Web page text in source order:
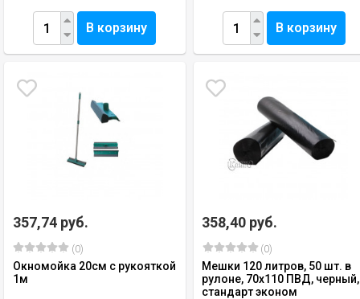
В корзину В корзину
357,74 руб.
(0)
Окномойка 20см с рукояткой
1м
358,40 руб.
(0)
Мешки 120 литров, 50 шт. в
рулоне, 70х110 ПВД, черный,
стандарт эконом